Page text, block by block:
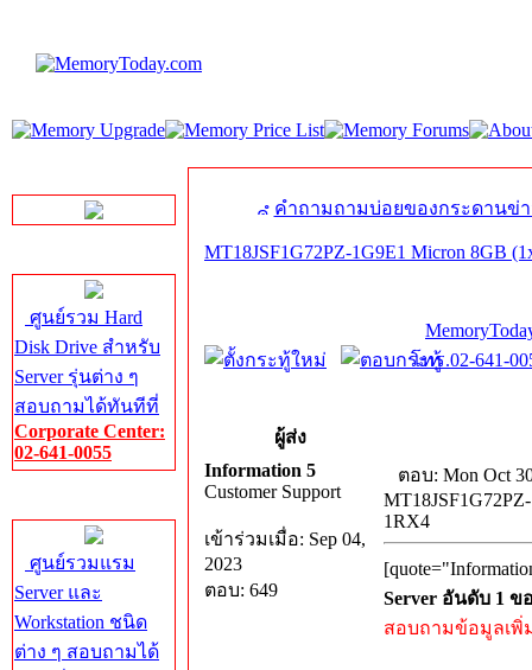
ศูนย์รวม Hard
Disk Drive สำหรับ
Server รุ่นต่าง ๆ
สอบถามได้ทันทีที่
Corporate Center:
02-641-0055
ศูนย์รวมแรม
Server และ
Workstation ชนิด
ต่าง ๆ สอบถามได้
คำถามถามบ่อยของกระดานข่
MT18JSF1G72PZ-1G9E1 Micron 8GB
โทร.02-641-
ผู้ส่ง
Information 5
Customer Support
เข้าร่วมเมื่อ: Sep 04,
2023
ตอบ: 649
ตอบ: Mon Oct
1RX4
Server อันดับ 1 ข
สอบถามข้อมูลเพิ่